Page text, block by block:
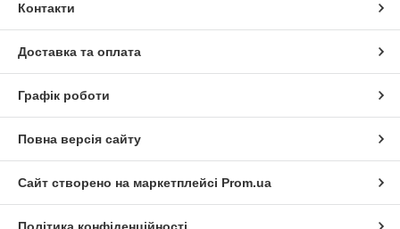
Контакти
Доставка та оплата
Графік роботи
Повна версія сайту
Сайт створено на маркетплейсі Prom.ua